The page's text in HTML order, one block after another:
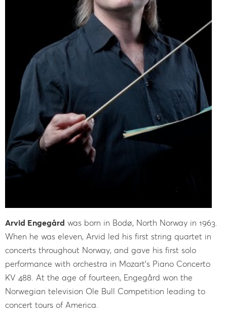
Arvid Engegård was born in Bodø, North Norway in 1963.
When he was eleven, Arvid led his first string quartet in
concerts throughout Norway, and gave his first solo
performance with orchestra in Mozart’s Piano Concerto
KV 488. At the age of fourteen, Engegård won the
Norwegian television Ole Bull Competition leading to
concert tours of America.